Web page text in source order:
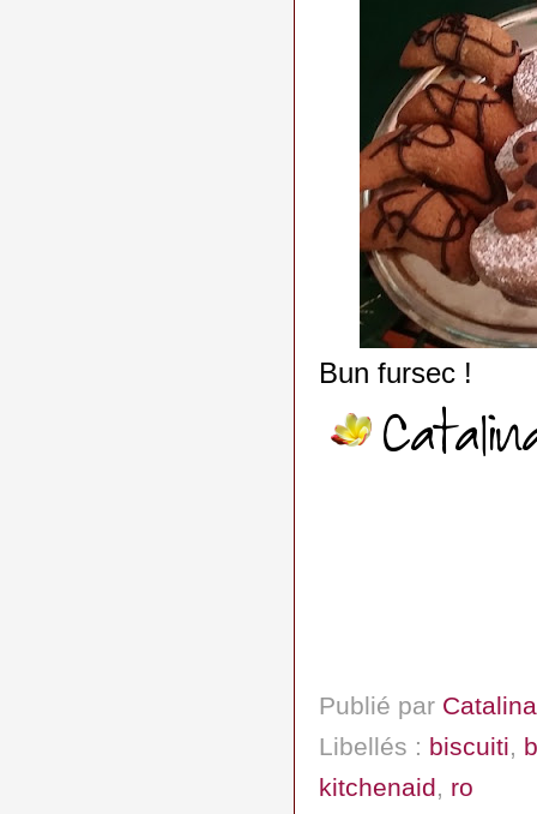
Bun fursec !
Publié par Catalina
Libellés : biscuiti,
kitchenaid, ro